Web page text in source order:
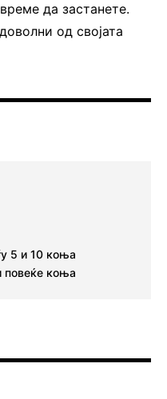
да застанете.
од својата
5 и 10 коња
повеќе коња